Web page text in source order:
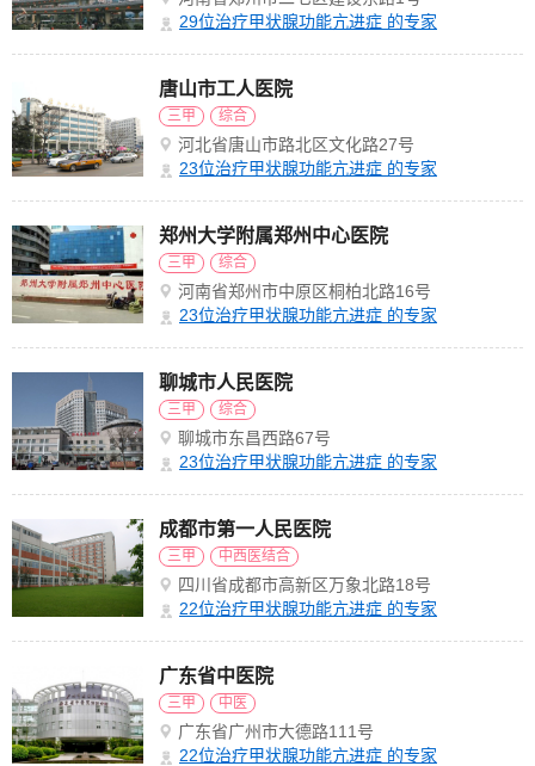
29位治疗甲状腺功能亢进症 的专家
唐山市工人医院
三甲 综合
河北省唐山市路北区文化路27号
23位治疗甲状腺功能亢进症 的专家
郑州大学附属郑州中心医院
三甲 综合
河南省郑州市中原区桐柏北路16号
23位治疗甲状腺功能亢进症 的专家
聊城市人民医院
三甲 综合
聊城市东昌西路67号
23位治疗甲状腺功能亢进症 的专家
成都市第一人民医院
三甲 中西医结合
四川省成都市高新区万象北路18号
22位治疗甲状腺功能亢进症 的专家
广东省中医院
三甲 中医
广东省广州市大德路111号
22位治疗甲状腺功能亢进症 的专家